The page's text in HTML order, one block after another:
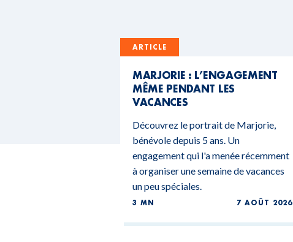
ARTICLE
MARJORIE : L’ENGAGEMENT
MÊME PENDANT LES
VACANCES
Découvrez le portrait de Marjorie,
bénévole depuis 5 ans. Un
engagement qui l'a menée récemment
à organiser une semaine de vacances
un peu spéciales.
3 MN 7 AOÛT 2026